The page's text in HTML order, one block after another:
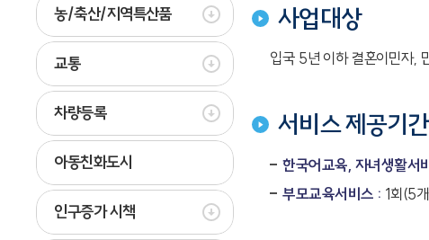
농/축산/지역특산품
교통
차량등록
아동친화도시
인구증가 시책
사업대상
입국 5년 이하 결혼이민자,
서비스 제공기간
한국어교육, 자녀생활서
부모교육서비스 : 1회(5